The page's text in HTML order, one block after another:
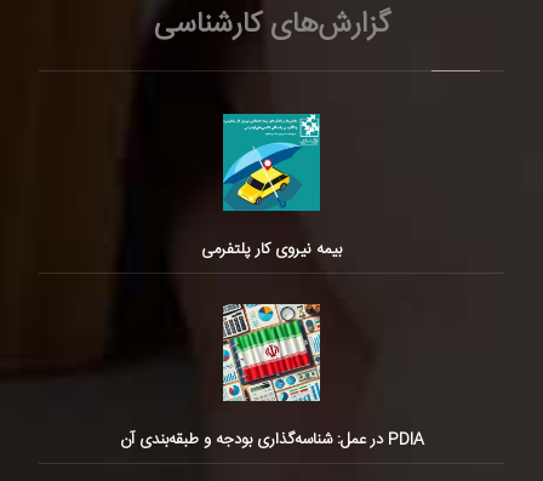
گزارش‌های کارشناسی
بیمه نیروی کار پلتفرمی
PDIA در عمل: شناسه‌گذاری بودجه و طبقه‌بندی آن